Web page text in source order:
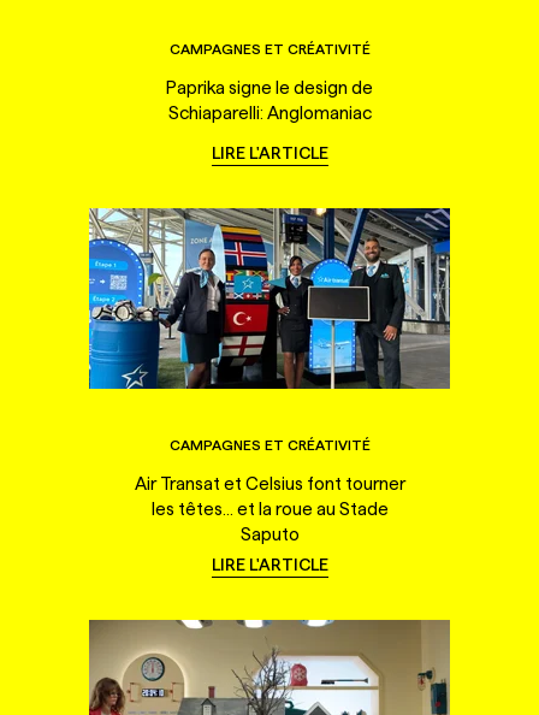
CAMPAGNES ET CRÉATIVITÉ
Paprika signe le design de
Schiaparelli: Anglomaniac
LIRE L'ARTICLE
CAMPAGNES ET CRÉATIVITÉ
Air Transat et Celsius font tourner
les têtes... et la roue au Stade
Saputo
LIRE L'ARTICLE